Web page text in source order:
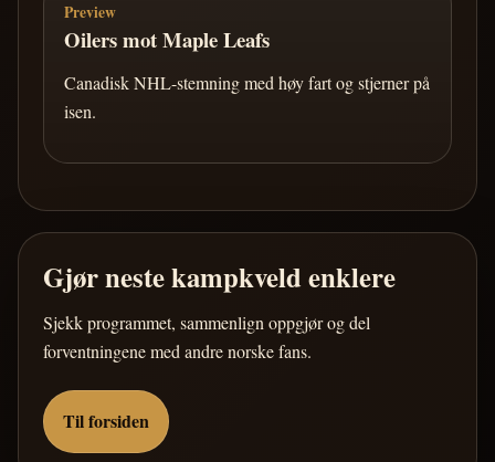
Preview
Oilers mot Maple Leafs
Canadisk NHL-stemning med høy fart og stjerner på
isen.
Gjør neste kampkveld enklere
Sjekk programmet, sammenlign oppgjør og del
forventningene med andre norske fans.
Til forsiden